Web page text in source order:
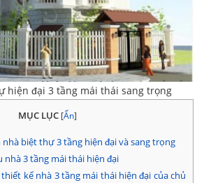
hiện đại 3 tầng mái thái sang trọng
MỤC LỤC [Ẩn]
biệt thự 3 tầng hiện đại và sang trọng
nhà 3 tầng mái thái hiện đại
kế nhà 3 tầng mái thái hiện đại của chủ